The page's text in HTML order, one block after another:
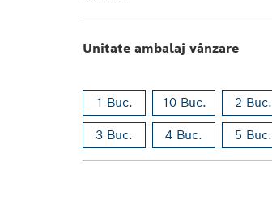
Unitate ambalaj vânzare
1 Buc. 10 Buc. 2 Buc.
3 Buc. 4 Buc. 5 Buc.